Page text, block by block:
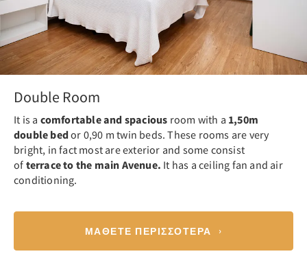
Double Room
It is a comfortable and spacious room with a 1,50m
double bedor 0,90 m twin beds. These rooms are very
bright, in fact most are exterior and some consist
of terrace to the main Avenue. It has a ceiling fan and air
conditioning.
ΜΆΘΕΤΕ ΠΕΡΙΣΣΌΤΕΡΑ